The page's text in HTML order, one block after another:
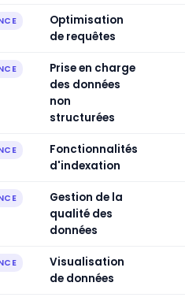
Optimisation
de requêtes
Prise en charge
des données
non
structurées
Fonctionnalités
d'indexation
Gestion de la
qualité des
données
Visualisation
de données